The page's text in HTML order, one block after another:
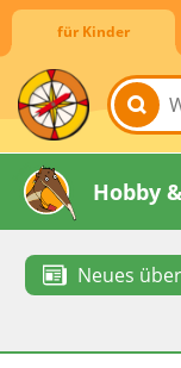
für Kinder
Lernen
Hobby
Neues